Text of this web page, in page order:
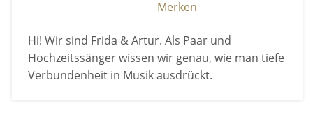
Merken
Hi! Wir sind Frida & Artur. Als Paar und
Hochzeitssänger wissen wir genau, wie man tiefe
Verbundenheit in Musik ausdrückt.